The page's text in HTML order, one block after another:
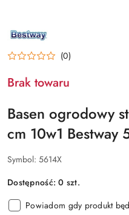
NAZWA
PRODUCENTA:
(0)
Brak towaru
Basen ogrodowy
cm 10w1 Bestway
Symbol: 5614X
Dostępność:0 szt.
Powiadom gdy produkt